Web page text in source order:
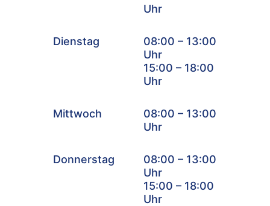
Uhr
Dienstag
08:00 – 13:00
Uhr
15:00 – 18:00
Uhr
Mittwoch
08:00 – 13:00
Uhr
Donnerstag
08:00 – 13:00
Uhr
15:00 – 18:00
Uhr